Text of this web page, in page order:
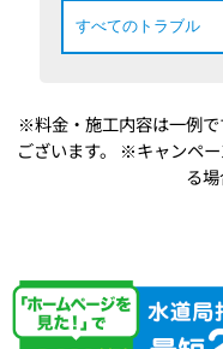
※料金・施工内容は一例
ございます。
※キャンペー
る場